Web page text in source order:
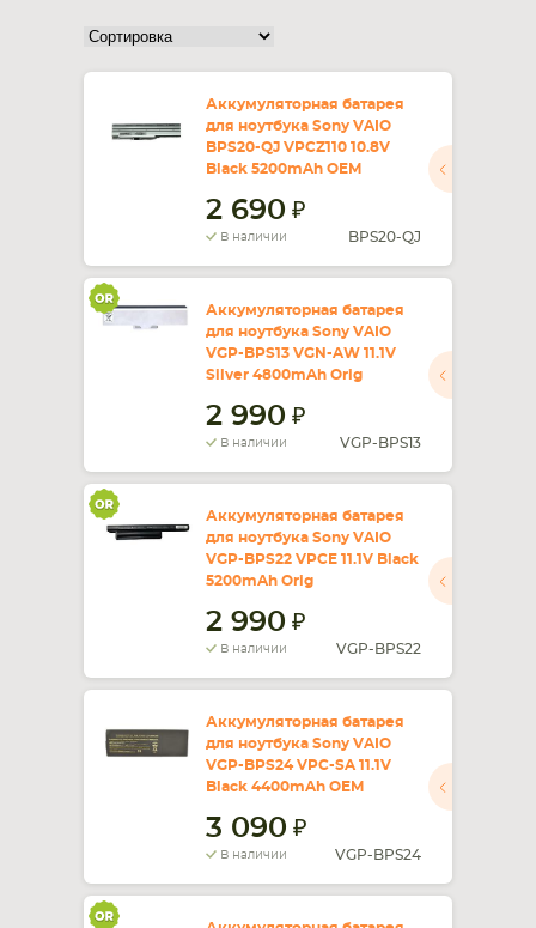
Аккумуляторная батарея
для ноутбука Sony VAIO
BPS20-QJ VPCZ110 10.8V
Black 5200mAh OEM
2 690
В наличии BPS20-QJ
Аккумуляторная батарея
для ноутбука Sony VAIO
VGP-BPS13 VGN-AW 11.1V
Silver 4800mAh Orig
2 990
В наличии VGP-BPS13
Аккумуляторная батарея
для ноутбука Sony VAIO
VGP-BPS22 VPCE 11.1V Black
5200mAh Orig
2 990
В наличии VGP-BPS22
Аккумуляторная батарея
для ноутбука Sony VAIO
VGP-BPS24 VPC-SA 11.1V
Black 4400mAh OEM
3 090
В наличии VGP-BPS24